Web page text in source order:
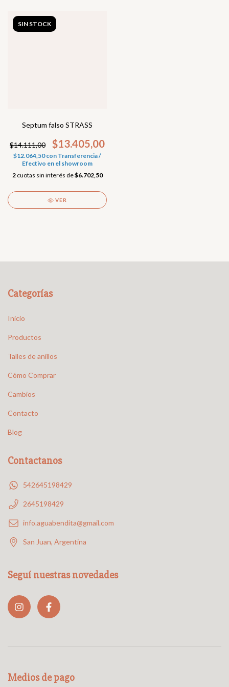
SIN STOCK
Septum falso STRASS
$14.111,00 $13.405,00
$12.064,50con Transferencia /
Efectivo en el showroom
2 cuotas sin interés de$6.702,50
VER
Categorías
Inicio
Productos
Talles de anillos
Cómo Comprar
Cambios
Contacto
Blog
Contactanos
542645198429
2645198429
info.aguabendita@gmail.com
San Juan, Argentina
Seguí nuestras novedades
Medios de pago